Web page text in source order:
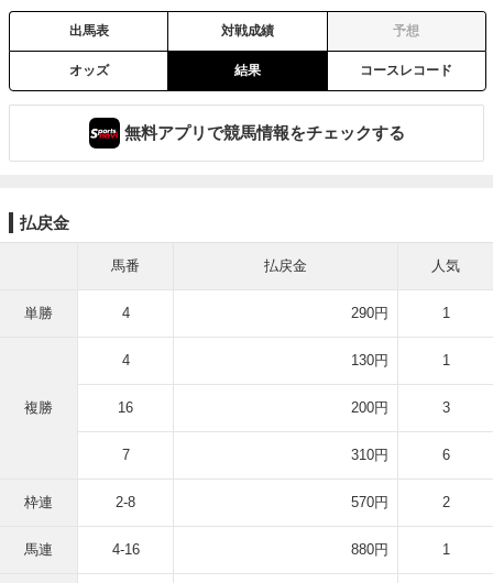
出馬表 対戦成績 予想
オッズ 結果 コースレコード
無料アプリで競馬情報をチェックする
払戻金
馬番 払戻金 人気
単勝 4 290円 1
複勝
4 130円 1
16 200円 3
7 310円 6
枠連 2-8 570円 2
馬連 4-16 880円 1